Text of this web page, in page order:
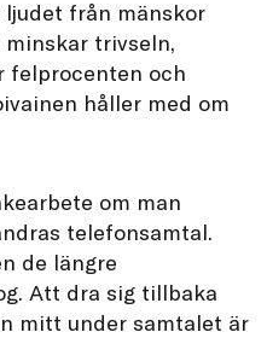
från mänskor
trivseln,
felprocenten och
håller med om
om man
telefonsamtal.
de längre
Att dra sig tillbaka
mitt under samtalet är